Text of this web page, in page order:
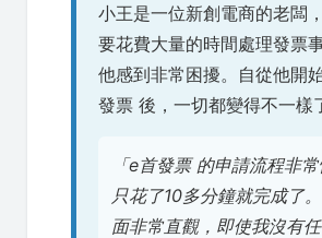
小王是一位新創電商的老闆
要花費大量的時間處理發票
他感到非常困擾。自從他開
發票 後，一切都變得不一樣
「e首發票 的申請流程非
只花了10多分鐘就完成了
面非常直觀，即使我沒有